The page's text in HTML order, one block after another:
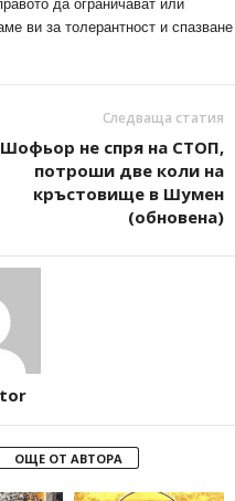
да ограничават или
ви за толерантност и спазване
Следваща статия
Шофьор не спря на СТОП,
потроши две коли на
кръстовище в Шумен
(обновена)
ОЩЕ ОТ АВТОРА